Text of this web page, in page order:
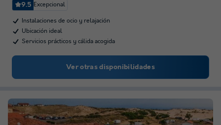
9.5 Excepcional
Instalaciones de ocio y relajación
Ubicación ideal
Servicios prácticos y cálida acogida
Ver otras disponibilidades